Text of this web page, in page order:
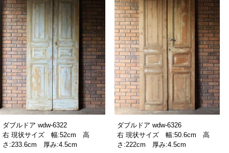
ダブルドア wdw-6322
右 現状サイズ 幅:52cm 高
さ:233.6cm 厚み:4.5cm
ダブルドア wdw-6326
右 現状サイズ 幅:50.6cm 高
さ:222cm 厚み:4.5cm